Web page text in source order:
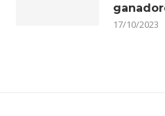
17/10/2023